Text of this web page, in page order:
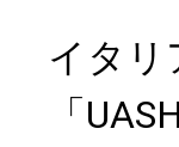
イタ
「